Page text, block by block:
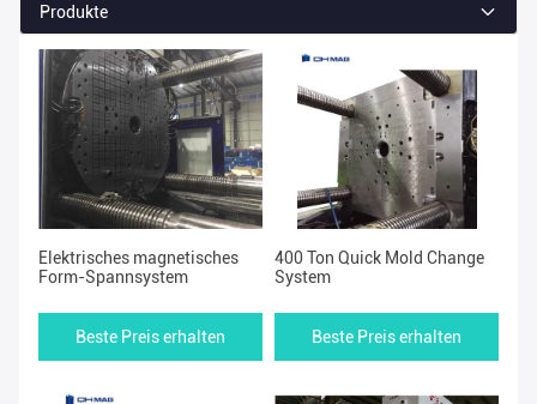
Produkte
Elektrisches magnetisches
Form-Spannsystem
Beste Preis erhalten
400 Ton Quick Mold Change
System
Beste Preis erhalten